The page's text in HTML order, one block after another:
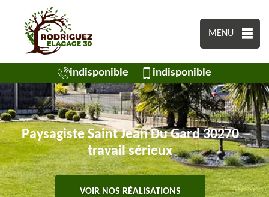
MENU
indisponible indisponible
Paysagiste Saint Jean Du Gard 30270
travail sérieux
VOIR NOS RÉALISATIONS